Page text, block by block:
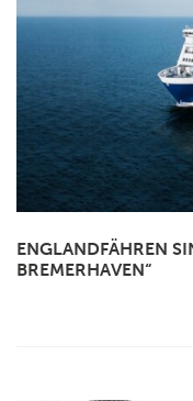
ENGLANDFÄHREN
BREMERHAVEN“